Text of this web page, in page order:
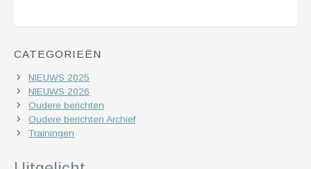
CATEGORIEËN
NIEUWS 2025
NIEUWS 2026
Oudere berichten
Oudere berichten Archief
Trainingen